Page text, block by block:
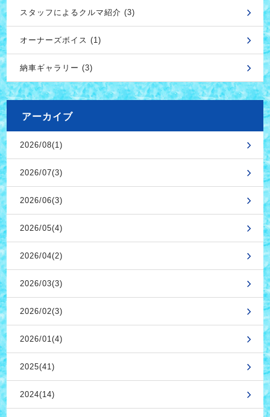
スタッフによるクルマ紹介 (3)
オーナーズボイス (1)
納車ギャラリー (3)
アーカイブ
2026/08(1)
2026/07(3)
2026/06(3)
2026/05(4)
2026/04(2)
2026/03(3)
2026/02(3)
2026/01(4)
2025(41)
2024(14)